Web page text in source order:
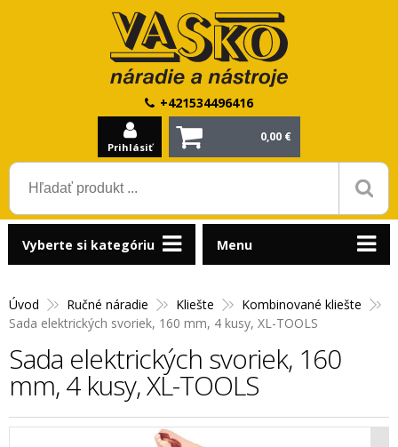
+421534496416
Prihlásiť
0,00 €
Úvod Ručné náradie Kliešte
Kombinované kliešte
Sada elektrických svoriek, 160 mm, 4 kusy, XL-TOOLS
Sada elektrických svoriek, 160
mm, 4 kusy, XL-TOOLS
Vyberte si kategóriu Menu